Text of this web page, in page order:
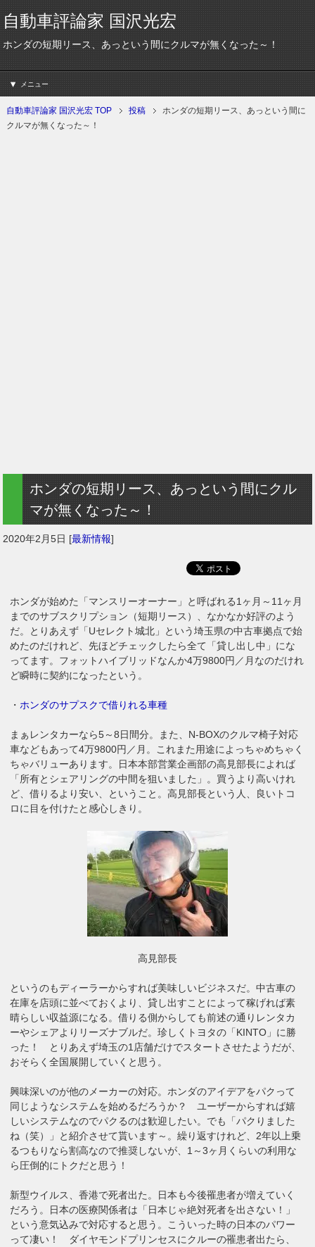
自動車評論家 国沢光宏
ホンダの短期リース、あっという間にクルマが無くなった～！
メニュー
自動車評論家 国沢光宏 TOP 投稿
ホンダの短期リース、あっという間に
クルマが無くなった～！
ホンダの短期リース、あっという間にクル
マが無くなった～！
2020年2月5日 [最新情報]
ホンダが始めた「マンスリーオーナー」と呼ばれる1ヶ月～11ヶ月
までのサブスクリプション（短期リース）、なかなか好評のよう
だ。とりあえず「Uセレクト城北」という埼玉県の中古車拠点で始
めたのだけれど、先ほどチェックしたら全て「貸し出し中」にな
ってます。フォットハイブリッドなんか4万9800円／月なのだけれ
ど瞬時に契約になったという。
・ ホンダのサプスクで借りれる車種
まぁレンタカーなら5～8日間分。また、N-BOXのクルマ椅子対応
車などもあって4万9800円／月。これまた用途によっちゃめちゃく
ちゃバリューあります。日本本部営業企画部の高見部長によれば
「所有とシェアリングの中間を狙いました」。買うより高いけれ
ど、借りるより安い、ということ。高見部長という人、良いトコ
ロに目を付けたと感心しきり。
高見部長
というのもディーラーからすれば美味しいビジネスだ。中古車の
在庫を店頭に並べておくより、貸し出すことによって稼げれば素
晴らしい収益源になる。借りる側からしても前述の通りレンタカ
ーやシェアよりリーズナブルだ。珍しくトヨタの「KINTO」に勝
った！ とりあえず埼玉の1店舗だけでスタートさせたようだが、
おそらく全国展開していくと思う。
興味深いのが他のメーカーの対応。ホンダのアイデアをパクって
同じようなシステムを始めるだろうか？ ユーザーからすれば嬉
しいシステムなのでパクるのは歓迎したい。でも「パクりました
ね（笑）」と紹介させて貰います～。繰り返すけれど、2年以上乗
るつもりなら割高なので推奨しないが、1～3ヶ月くらいの利用な
ら圧倒的にトクだと思う！
新型ウイルス、香港で死者出た。日本も今後罹患者が増えていく
だろう。日本の医療関係者は「日本じゃ絶対死者を出さない！」
という意気込みで対応すると思う。こういった時の日本のパワー
って凄い！ ダイヤモンドプリンセスにクルーの罹患者出たら、